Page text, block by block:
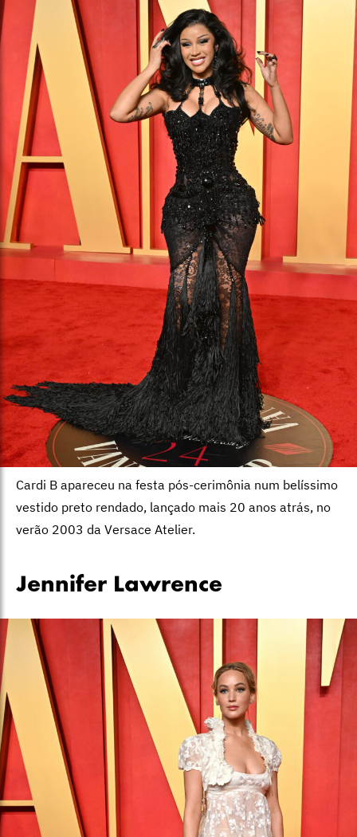
Cardi B apareceu na festa pós-cerimônia num belíssimo
vestido preto rendado, lançado mais 20 anos atrás, no
verão 2003 da Versace Atelier.
Jennifer Lawrence